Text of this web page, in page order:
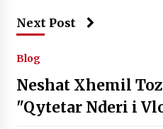
Next Post
Blog
Neshat Xhemil
"Qytetar Nderi i